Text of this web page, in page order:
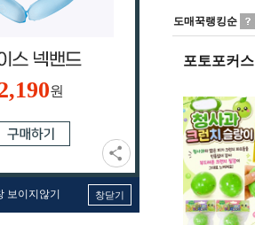
원
보이지않기 창닫기
도매꾹랭킹순
포토포커스